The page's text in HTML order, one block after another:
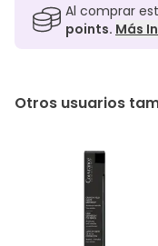
Al comprar
points. Más
Otros usuarios